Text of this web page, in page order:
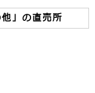
」の直売所